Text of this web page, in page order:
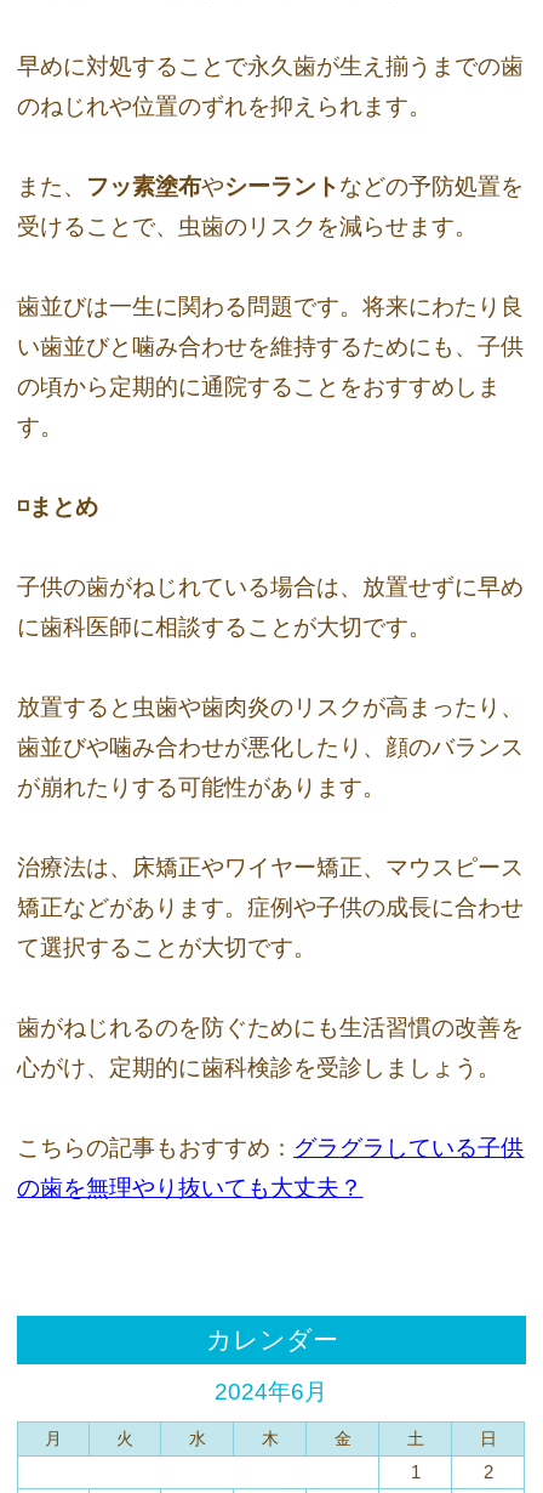
早めに対処することで永久歯が生え揃うまでの歯
のねじれや位置のずれを抑えられます。
また、 フッ素塗布やシーラントなどの予防処置を
受けることで、虫歯のリスクを減らせます。
歯並びは一生に関わる問題です。将来にわたり良
い歯並びと噛み合わせを維持するためにも、子供
の頃から定期的に通院することをおすすめしま
す。
◽️まとめ
子供の歯がねじれている場合は、放置せずに早め
に歯科医師に相談することが大切です。
放置すると虫歯や歯肉炎のリスクが高まったり、
歯並びや噛み合わせが悪化したり、顔のバランス
が崩れたりする可能性があります。
治療法は、床矯正やワイヤー矯正、マウスピース
矯正などがあります。症例や子供の成長に合わせ
て選択することが大切です。
歯がねじれるのを防ぐためにも生活習慣の改善を
心がけ、定期的に歯科検診を受診しましょう。
こちらの記事もおすすめ： グラグラしている子供
の歯を無理やり抜いても大丈夫？
カレンダー
2024年6月
月 火 水 木 金 土
日
1
2